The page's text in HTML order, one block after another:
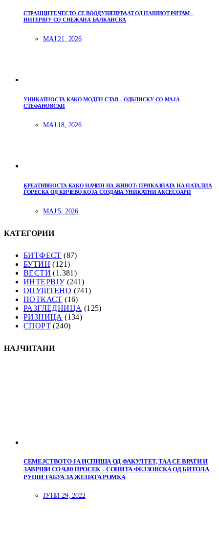
СТРАНЦИТЕ ЧЕСТО СЕ ВООДУШЕВУВААТ ОД НАШИОТ РИТАМ –
ИНТЕРВЈУ СО СНЕЖАНА БАЛКАНСКА
МАЈ 21, 2026
УНИКАТНОСТА КАКО МОДЕН СТАВ – ОДБЛИСКУ СО МАЈА
СТЕФАНОВСКИ
МАЈ 18, 2026
КРЕАТИВНОСТА КАКО НАЧИН НА ЖИВОТ: ПРИКАЗНАТА НА НАТАЛИА
ЃОРЕСКА ОД КИЧЕВО КОЈА СОЗДАВА УНИКАТНИ АКСЕСОАРИ
МАЈ 5, 2026
КАТЕГОРИИ
БИТФЕСТ (87)
БУТИН (121)
ВЕСТИ (1.381)
ИНТЕРВЈУ(241)
ОПУШТЕНО (741)
ПОТКАСТ (16)
РАЗГЛЕДНИЦА (125)
РИЗНИЦА (134)
СПОРТ (240)
НАЈЧИТАНИ
СЕМЕЈСТВОТО ЈА ИСПИША ОД ФАКУЛТЕТ, ТАА СЕ ВРАТИ И
ЗАВРШИ СО 9,80 ПРОСЕК – СОНИТА ФЕЈЗОВСКА ОД БИТОЛА
РУШИ ТАБУА ЗА ЖЕНАТА РОМКА
ЈУНИ 29, 2022